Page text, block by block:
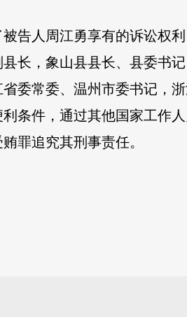
告人周江勇享有的诉讼权
长，象山县县长、县委书
委常委、温州市委书记，
条件，通过其他国家工作
罪追究其刑事责任。